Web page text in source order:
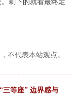
不代表本站观点。
等座” 边界感与